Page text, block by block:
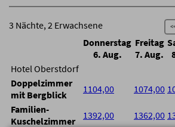
3 Nächte, 2 Erwachsene
Donnerstag
6. Aug.
Freitag
7. Aug.
Hotel Oberstdorf
Doppelzimmer
mit Bergblick
1104,00 1074,00
Familien-
Kuschelzimmer
1392,00 1362,00